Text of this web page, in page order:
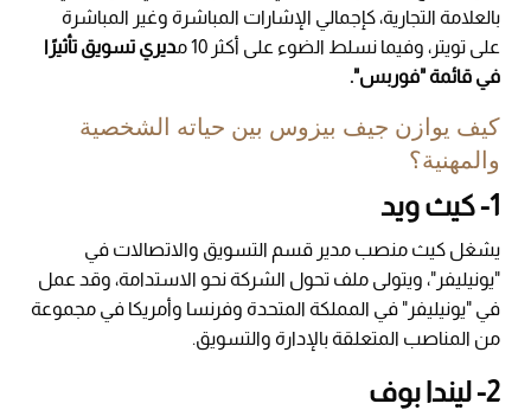
بالعلامة التجارية، كإجمالي الإشارات المباشرة وغير المباشرة
على تويتر، وفيما نسلط الضوء على أكثر 10 م
ديري تسويق تأثيرًا
في قائمة "فوربس".
كيف يوازن جيف بيزوس بين حياته الشخصية
والمهنية؟
1- كيث ويد
يشغل كيث منصب مدير قسم التسويق والاتصالات في
"يونيليفر"، ويتولى ملف تحول الشركة نحو الاستدامة، وقد عمل
في "يونيليفر" في المملكة المتحدة وفرنسا وأمريكا في مجموعة
من المناصب المتعلقة بالإدارة والتسويق.
2- ليندا بوف